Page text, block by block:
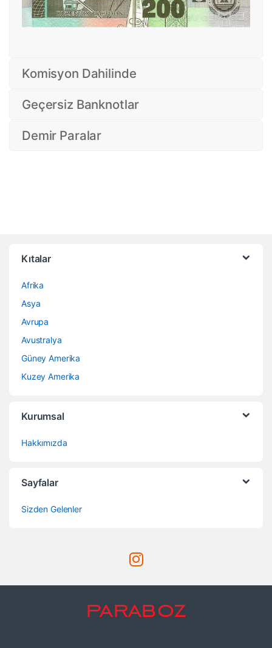
Komisyon Dahilinde
Geçersiz Banknotlar
Demir Paralar
Kıtalar
Afrika
Asya
Avrupa
Avustralya
Güney Amerika
Kuzey Amerika
Kurumsal
Hakkımızda
Sayfalar
Sizden Gelenler